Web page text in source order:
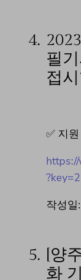
4.
필
접
✅ 지
작성
5. [양
화